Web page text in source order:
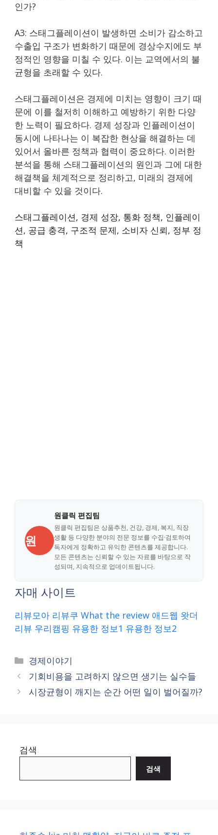
인가?
A3: 스태그플레이션이 발생하면 소비가 감소하고
수출입 구조가 변화하기 때문에 경상수지에도 부
정적인 영향을 미칠 수 있다. 이는 교역에서의 불
균형을 초래할 수 있다.
스태그플레이션은 경제에 미치는 영향이 크기 때
문에 이를 철저히 이해하고 예방하기 위한 다양
한 노력이 필요하다. 경제 성장과 인플레이션이
동시에 나타나는 이 복잡한 현상을 해결하는 데
있어서 올바른 정책과 협력이 중요하다. 이러한
분석을 통해 스태그플레이션의 원인과 그에 대한
해결책을 체계적으로 정리하고, 미래의 경제에
대비할 수 있을 것이다.
스태그플레이션, 경제 성장, 통화 정책, 인플레이
션, 공급 충격, 구조적 문제, 소비자 신뢰, 정부 정
책
원
원클릭 편집팀
원클릭 편집팀은 상품추천, 건강, 경제, 복지, 직장
생활 등 다양한 분야의 전문 정보를 수집·검토하여
독자에게 정확하고 유익한 콘텐츠를 제공합니다.
모든 콘텐츠는 신뢰할 수 있는 자료를 바탕으로 작
성되며, 지속적으로 업데이트됩니다.
자매 사이트
리뷰모아 리뷰쿠 What the review 애드웹 왓더
리뷰 우리캠핑 유용한 정보1 유용한 정보2
Categories
경제이야기
기회비용을 고려하지 않으면 생기는 실수들
시장균형이 깨지는 순간 어떤 일이 벌어질까?
검색
검색